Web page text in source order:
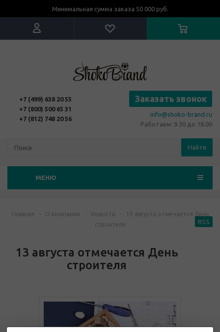
Минимальная сумма заказа 50 000 руб.
+7 (499) 638 20 55
+7 (800) 500 65 31
+7 (812) 748 20 56
Заказать звонок
info@shoko-brand.ru
Работаем: 9.30 до 18.00
Найти
МЕНЮ
Главная - О компании - Новости -
13 августа отмечается День
строителя
13 августа отмечается День
строителя
RSS